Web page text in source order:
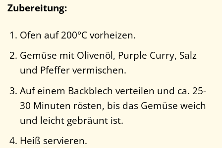
Zubereitung:
Ofen auf 200°C vorheizen.
Gemüse mit Olivenöl, Purple Curry, Salz
und Pfeffer vermischen.
Auf einem Backblech verteilen und ca. 25-
30 Minuten rösten, bis das Gemüse weich
und leicht gebräunt ist.
Heiß servieren.